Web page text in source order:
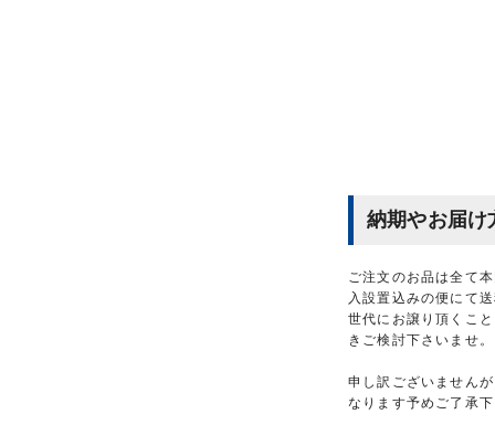
納期やお届け
ご注文のお品は全て
入設置込みの便にて
世代にお譲り頂くこ
きご検討下さいませ。
申し訳ございません
なります予めご了承